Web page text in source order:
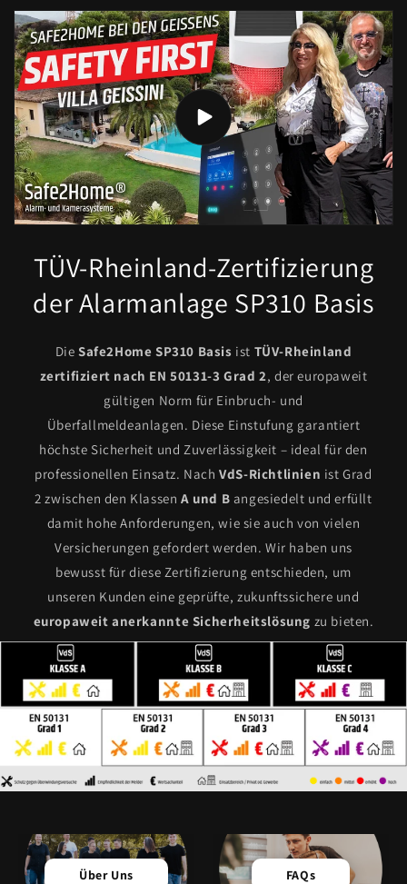
TÜV-Rheinland-Zertifizierung
der Alarmanlage SP310 Basis
Die Safe2Home SP310 Basis ist TÜV-Rheinland
zertifiziert nach EN 50131-3 Grad 2, der europaweit
gültigen Norm für Einbruch- und
Überfallmeldeanlagen. Diese Einstufung garantiert
höchste Sicherheit und Zuverlässigkeit – ideal für den
professionellen Einsatz. NachVdS-Richtlinien ist Grad
2 zwischen den Klassen A und B angesiedelt und erfüllt
damit hohe Anforderungen, wie sie auch von vielen
Versicherungen gefordert werden. Wir haben uns
bewusst für diese Zertifizierung entschieden, um
unseren Kunden eine geprüfte, zukunftssichere und
europaweit anerkannte Sicherheitslösung zu bieten.
Über Uns FAQs